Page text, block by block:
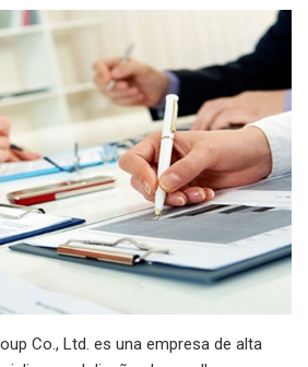
Co., Ltd. es una empresa de alta